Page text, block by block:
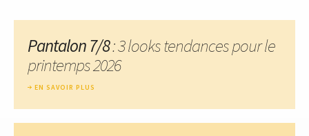
Pantalon 7/8: 3 looks tendances pour le
printemps 2026
EN SAVOIR PLUS